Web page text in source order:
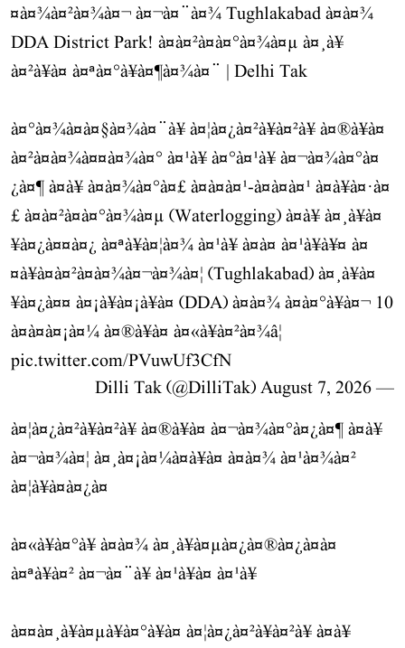
¤à¤¾à¤²à¤¾à¤¬ à¤¬à¤¨à¤¾ Tughlakabad à¤à¤¾
DDA District Park! à¤à¤²à¤­à¤°à¤¾à¤µ à¤¸à¥
à¤²à¥à¤ à¤ªà¤°à¥à¤¶à¤¾à¤¨ | Delhi Tak
à¤°à¤¾à¤à¤§à¤¾à¤¨à¥ à¤¦à¤¿à¤²à¥à¤²à¥ à¤®à¥à¤
à¤²à¤à¤¾à¤¤à¤¾à¤° à¤¹à¥ à¤°à¤¹à¥ à¤¬à¤¾à¤°à¤
¿à¤¶ à¤à¥ à¤à¤¾à¤°à¤£ à¤à¤à¤¹-à¤à¤à¤¹ à¤­à¥à¤·à¤
£ à¤à¤²à¤­à¤°à¤¾à¤µ (Waterlogging) à¤à¥ à¤¸à¥à¤
¥à¤¿à¤¤à¤¿ à¤ªà¥à¤¦à¤¾ à¤¹à¥ à¤à¤ à¤¹à¥à¥¤ à¤
¤à¥à¤à¤²à¤à¤¾à¤¬à¤¾à¤¦ (Tughlakabad) à¤¸à¥à¤
¥à¤¿à¤¤ à¤¡à¥à¤¡à¥à¤ (DDA) à¤à¤¾ à¤à¤°à¥à¤¬ 10
à¤à¤à¤¡à¤¼ à¤®à¥à¤ à¤«à¥à¤²à¤¾â¦
pic.twitter.com/PVuwUf3CfN
— Dilli Tak (@DilliTak)
August 7, 2026
à¤¦à¤¿à¤²à¥à¤²à¥ à¤®à¥à¤ à¤¬à¤¾à¤°à¤¿à¤¶ à¤à¥
à¤¬à¤¾à¤¦ à¤¸à¤¡à¤¼à¤à¥à¤ à¤à¤¾ à¤¹à¤¾à¤²
à¤¦à¥à¤à¤¿à¤
à¤«à¥à¤°à¥ à¤à¤¾ à¤¸à¥à¤µà¤¿à¤®à¤¿à¤à¤
à¤ªà¥à¤² à¤¬à¤¨à¥ à¤¹à¥à¤ à¤¹à¥
à¤¤à¤¸à¥à¤µà¥à¤°à¥à¤ à¤¦à¤¿à¤²à¥à¤²à¥ à¤à¥